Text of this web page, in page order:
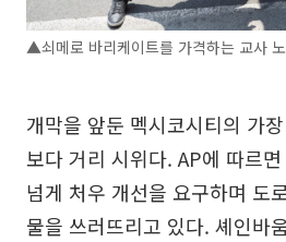
▲쇠메로 바리케이트를 가격하는 교사
개막을 앞둔 멕시코시티의 가
보다 거리 시위다. AP에 따르
넘게 처우 개선을 요구하며 도
물을 쓰러뜨리고 있다. 셰인바